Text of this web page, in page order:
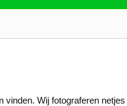
vinden. Wij fotograferen netjes